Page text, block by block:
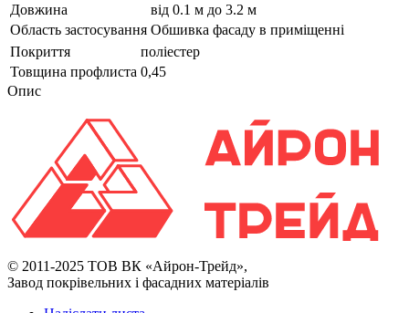
Довжина
від 0.1 м до 3.2 м
Область застосування Обшивка фасаду в приміщенні
Покриття
поліестер
Товщина профлиста 0,45
Опис
© 2011-2025 ТОВ ВК «Айрон-Трейд»,
Завод покрівельних і фасадних матеріалів